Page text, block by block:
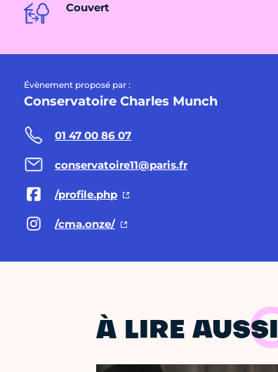
Couvert
Évènement proposé par :
Conservatoire Charles Munch
01 47 00 86 07
conservatoire11@paris.fr
/profile.php
/cma.onze/
À LIRE AUSSI